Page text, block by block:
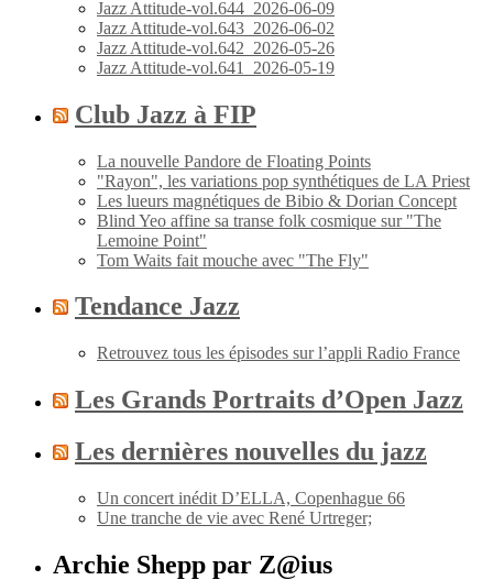
Jazz Attitude-vol.644_2026-06-09
Jazz Attitude-vol.643_2026-06-02
Jazz Attitude-vol.642_2026-05-26
Jazz Attitude-vol.641_2026-05-19
Club Jazz à FIP
La nouvelle Pandore de Floating Points
"Rayon", les variations pop synthétiques de LA Priest
Les lueurs magnétiques de Bibio & Dorian Concept
Blind Yeo affine sa transe folk cosmique sur "The
Lemoine Point"
Tom Waits fait mouche avec "The Fly"
Tendance Jazz
Retrouvez tous les épisodes sur l’appli Radio France
Les Grands Portraits d’Open Jazz
Les dernières nouvelles du jazz
Un concert inédit D’ELLA, Copenhague 66
Une tranche de vie avec René Urtreger;
Archie Shepp par Z@ius